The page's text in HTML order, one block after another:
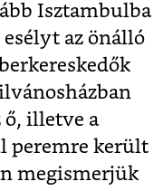
Isztambulba
esélyt az önálló
illetve a
peremre került
megismerjük